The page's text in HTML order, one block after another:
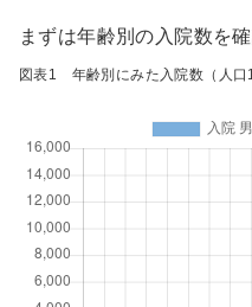
まずは年齢別の入院数を
図表1 年齢別にみた入院数（人口